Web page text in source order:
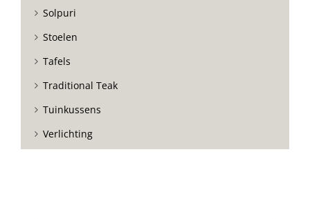
Solpuri
Stoelen
Tafels
Traditional Teak
Tuinkussens
Verlichting